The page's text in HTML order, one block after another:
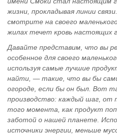
жизни, прокладывая линии
смотрите на своего
жилах течет кровь настоящих
Давайте представим, что вы
особенное для своего
используя самые лучшие
найти, — такие, что вы бы
огороде, если бы он был. Вот
производство: каждый шаг, от
того момента, как продукт
заботой о нашей планете.
источники энергии, меньше